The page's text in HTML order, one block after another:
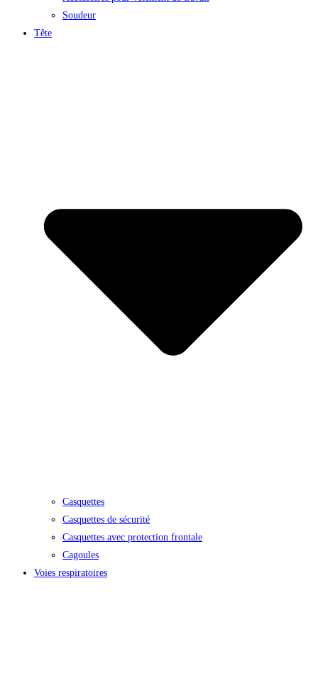
Soudeur
Tête
Casquettes
Casquettes de sécurité
Casquettes avec protection frontale
Cagoules
Voies respiratoires